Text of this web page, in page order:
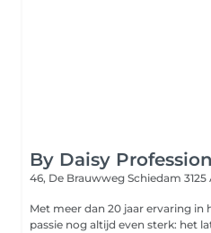
By Daisy
46, De Brauwweg Schiedam 3125
Met meer dan 20 jaar ervaring in
passie nog altijd even sterk: het